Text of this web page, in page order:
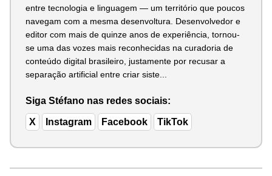
entre tecnologia e linguagem — um território que poucos
navegam com a mesma desenvoltura. Desenvolvedor e
editor com mais de quinze anos de experiência, tornou-
se uma das vozes mais reconhecidas na curadoria de
conteúdo digital brasileiro, justamente por recusar a
separação artificial entre criar siste...
Siga Stéfano nas redes sociais:
X Instagram Facebook TikTok